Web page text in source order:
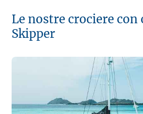
Le nostre crociere con
Skipper